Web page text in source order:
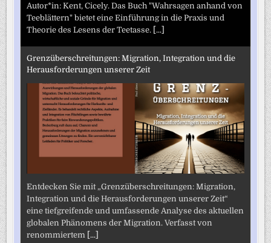
Autor*in: Kent, Cicely. Das Buch "Wahrsagen anhand von
Teeblättern" bietet eine Einführung in die Praxis und
Theorie des Lesens der Teetasse. [...]
Grenzüberschreitungen: Migration, Integration und die
Herausforderungen unserer Zeit
Entdecken Sie mit „Grenzüberschreitungen: Migration,
Integration und die Herausforderungen unserer Zeit“
eine tiefgreifende und umfassende Analyse des aktuellen
globalen Phänomens der Migration. Verfasst von
renommiertem [...]